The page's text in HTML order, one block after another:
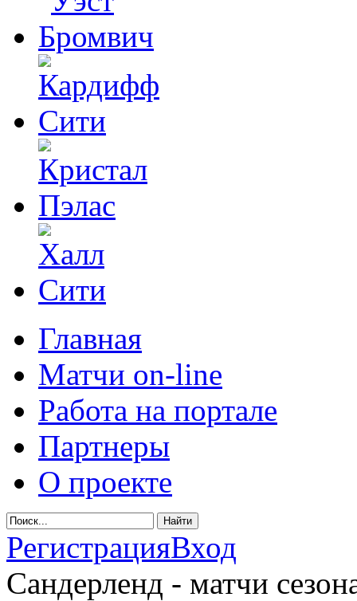
Главная
Матчи on-line
Работа на портале
Партнеры
О проекте
РегистрацияВход
Сандерленд - матчи